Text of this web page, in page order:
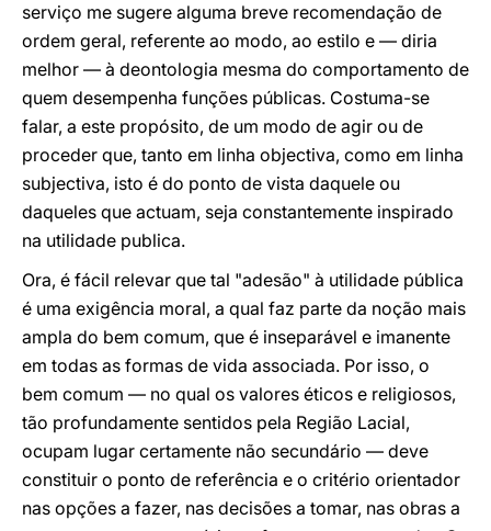
serviço me sugere alguma breve recomendação de
ordem geral, referente ao modo, ao estilo e — diria
melhor — à deontologia mesma do comportamento de
quem desempenha funções públicas. Costuma-se
falar, a este propósito, de um modo de agir ou de
proceder que, tanto em linha objectiva, como em linha
subjectiva, isto é do ponto de vista daquele ou
daqueles que actuam, seja constantemente inspirado
na utilidade publica.
Ora, é fácil relevar que tal "adesão" à utilidade pública
é uma exigência moral, a qual faz parte da noção mais
ampla do bem comum, que é inseparável e imanente
em todas as formas de vida associada. Por isso, o
bem comum — no qual os valores éticos e religiosos,
tão profundamente sentidos pela Região Lacial,
ocupam lugar certamente não secundário — deve
constituir o ponto de referência e o critério orientador
nas opções a fazer, nas decisões a tomar, nas obras a